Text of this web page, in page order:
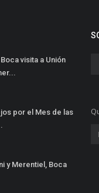
visita a Unión
por el Mes de las
y Merentiel, Boca